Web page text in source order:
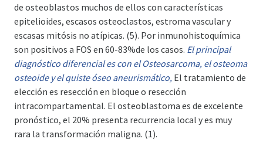
de osteoblastos muchos de ellos con características
epitelioides, escasos osteoclastos, estroma vascular y
escasas mitósis no atípicas. (5). Por inmunohistoquímica
son positivos a FOS en 60-83%de los casos. El principal
diagnóstico diferencial es con el Osteosarcoma, el osteoma
osteoide y el quiste óseo aneurismático, El tratamiento de
elección es resección en bloque o resección
intracompartamental. El osteoblastoma es de excelente
pronóstico, el 20% presenta recurrencia local y es muy
rara la transformación maligna. (1).